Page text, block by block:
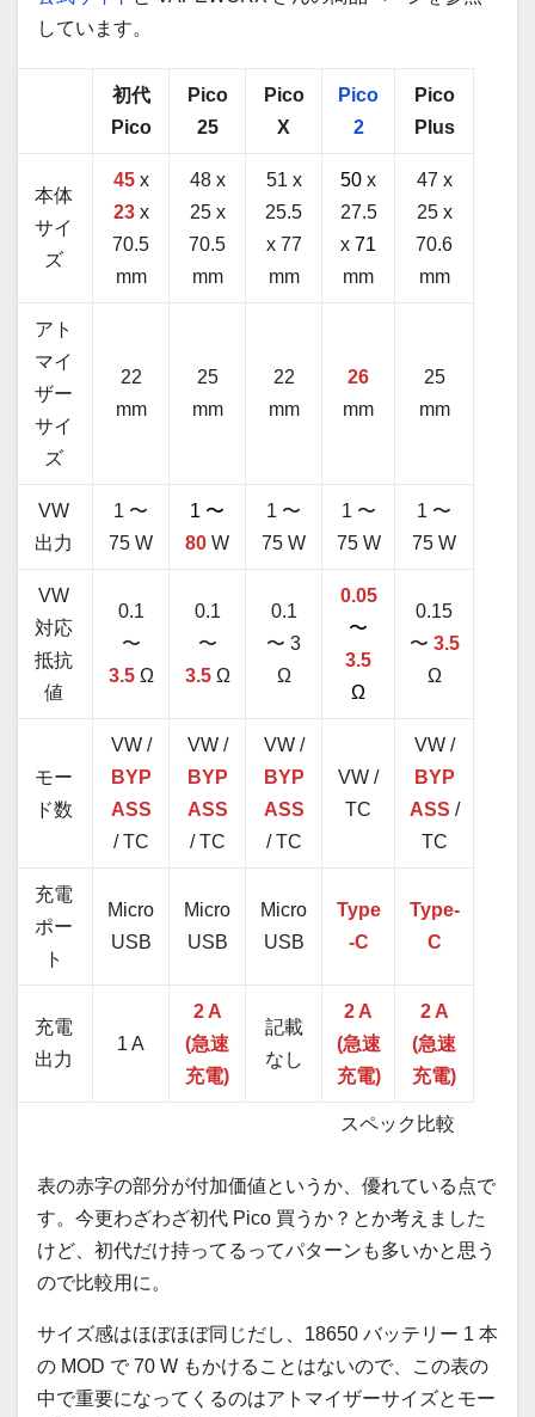
しています。
初代
Pico
Pico
25
Pico
X
Pico
2
Pico
Plus
本体
サイ
ズ
45x
23x
70.5
mm
48 x
25 x
70.5
mm
51 x
25.5
x 77
mm
50 x
27.5
x 71
mm
47 x
25 x
70.6
mm
アト
マイ
ザー
サイ
ズ
22
mm
25
mm
22
mm
26
mm
25
mm
VW
出力
1 〜
75 W
1 〜
80 W
1 〜
75 W
1 〜
75 W
1 〜
75 W
VW
対応
抵抗
値
0.1
〜
3.5Ω
0.1
〜
3.5Ω
0.1
〜 3
Ω
0.05
〜
3.5
Ω
0.15
〜 3.5
Ω
モー
ド数
VW /
BYP
ASS
/ TC
VW /
BYP
ASS
/ TC
VW /
BYP
ASS
/ TC
VW /
TC
VW /
BYP
ASS /
TC
充電
ポー
ト
Micro
USB
Micro
USB
Micro
USB
Type
-C
Type-
C
充電
出力
1 A
2 A
(急速
充電)
記載
なし
2 A
(急速
充電)
2 A
(急速
充電)
スペック比較
表の赤字の部分が付加価値というか、優れている点で
す。今更わざわざ初代 Pico 買うか？とか考えました
けど、初代だけ持ってるってパターンも多いかと思う
ので比較用に。
サイズ感はほぼほぼ同じだし、18650 バッテリー 1 本
の MOD で 70 W もかけることはないので、この表の
中で重要になってくるのはアトマイザーサイズとモー